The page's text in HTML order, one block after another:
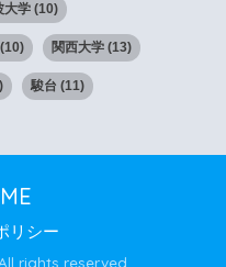
大学(10)
関西大学(13)
駿台 (11)
リシー
rights reserved.